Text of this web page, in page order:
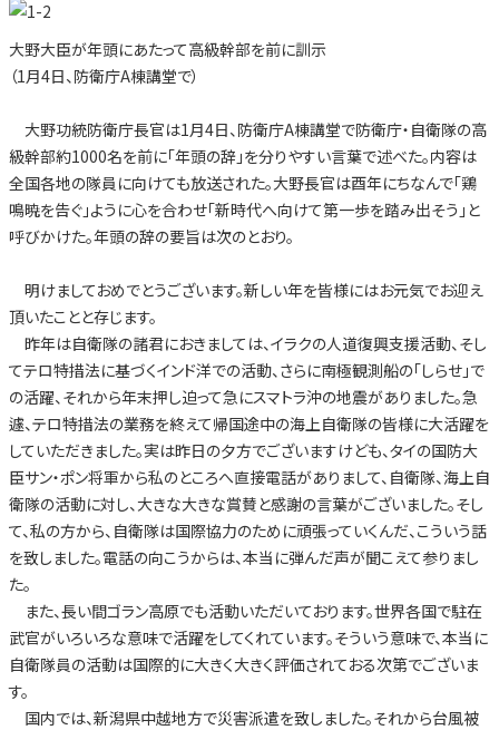
大野大臣が年頭にあたって高級幹部を前に訓示
（1月4日、防衛庁A棟講堂で）
大野功統防衛庁長官は1月4日、防衛庁A棟講堂で防衛庁・自衛隊の高
級幹部約1000名を前に「年頭の辞」を分りやすい言葉で述べた。内容は
全国各地の隊員に向けても放送された。大野長官は酉年にちなんで「鶏
鳴暁を告ぐ」ように心を合わせ「新時代へ向けて第一歩を踏み出そう」と
呼びかけた。年頭の辞の要旨は次のとおり。
明けましておめでとうございます。新しい年を皆様にはお元気でお迎え
頂いたことと存じます。
昨年は自衛隊の諸君におきましては、イラクの人道復興支援活動、そし
てテロ特措法に基づくインド洋での活動、さらに南極観測船の「しらせ」で
の活躍、それから年末押し迫って急にスマトラ沖の地震がありました。急
遽、テロ特措法の業務を終えて帰国途中の海上自衛隊の皆様に大活躍を
していただきました。実は昨日の夕方でございますけども、タイの国防大
臣サン・ポン将軍から私のところへ直接電話がありまして、自衛隊、海上自
衛隊の活動に対し、大きな大きな賞賛と感謝の言葉がございました。そし
て、私の方から、自衛隊は国際協力のために頑張っていくんだ、こういう話
を致しました。電話の向こうからは、本当に弾んだ声が聞こえて参りまし
た。
また、長い間ゴラン高原でも活動いただいております。世界各国で駐在
武官がいろいろな意味で活躍をしてくれています。そういう意味で、本当に
自衛隊員の活動は国際的に大きく大きく評価されておる次第でございま
す。
国内では、新潟県中越地方で災害派遣を致しました。それから台風被